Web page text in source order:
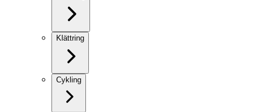
Klättring
Cykling